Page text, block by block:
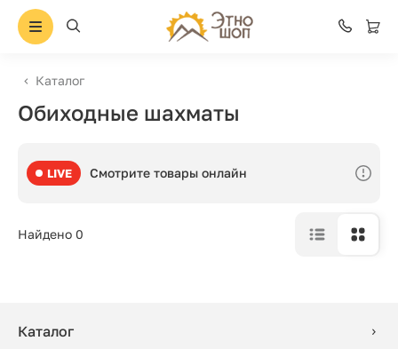
Каталог
Обиходные шахматы
LIVE Смотрите товары онлайн
Найдено 0
Каталог